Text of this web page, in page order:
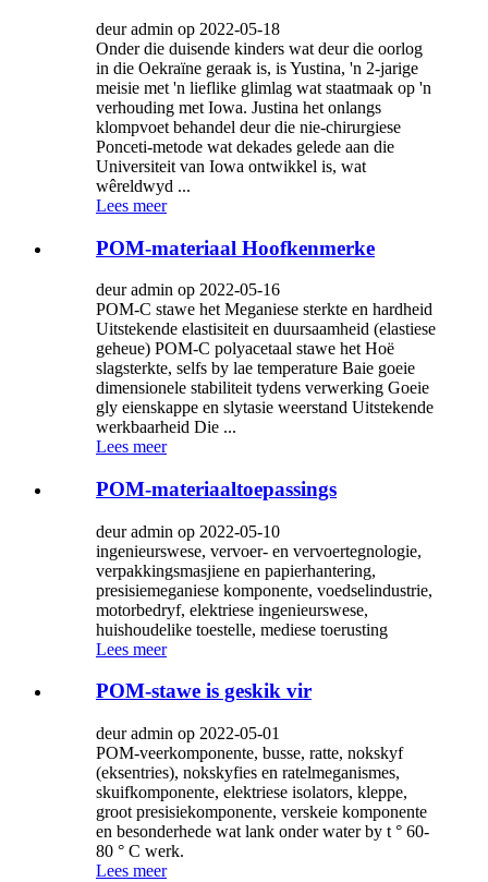
deur admin op 2022-05-18
Onder die duisende kinders wat deur die oorlog
in die Oekraïne geraak is, is Yustina, 'n 2-jarige
meisie met 'n lieflike glimlag wat staatmaak op 'n
verhouding met Iowa. Justina het onlangs
klompvoet behandel deur die nie-chirurgiese
Ponceti-metode wat dekades gelede aan die
Universiteit van Iowa ontwikkel is, wat
wêreldwyd ...
Lees meer
POM-materiaal Hoofkenmerke
deur admin op 2022-05-16
POM-C stawe het Meganiese sterkte en hardheid
Uitstekende elastisiteit en duursaamheid (elastiese
geheue) POM-C polyacetaal stawe het Hoë
slagsterkte, selfs by lae temperature Baie goeie
dimensionele stabiliteit tydens verwerking Goeie
gly eienskappe en slytasie weerstand Uitstekende
werkbaarheid Die ...
Lees meer
POM-materiaaltoepassings
deur admin op 2022-05-10
ingenieurswese, vervoer- en vervoertegnologie,
verpakkingsmasjiene en papierhantering,
presisiemeganiese komponente, voedselindustrie,
motorbedryf, elektriese ingenieurswese,
huishoudelike toestelle, mediese toerusting
Lees meer
POM-stawe is geskik vir
deur admin op 2022-05-01
POM-veerkomponente, busse, ratte, nokskyf
(eksentries), nokskyfies en ratelmeganismes,
skuifkomponente, elektriese isolators, kleppe,
groot presisiekomponente, verskeie komponente
en besonderhede wat lank onder water by t ° 60-
80 ° C werk.
Lees meer